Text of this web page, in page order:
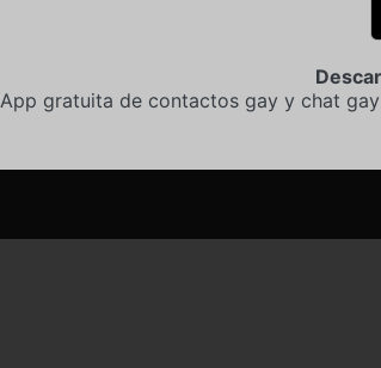
App gratuita de contactos gay y chat